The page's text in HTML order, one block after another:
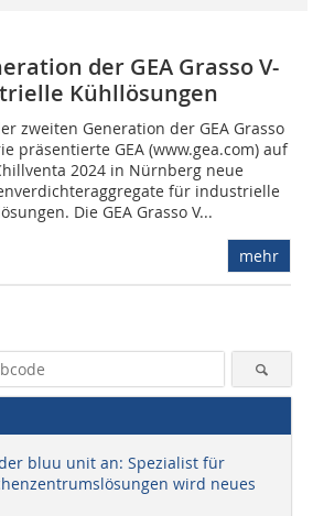
der GEA Grasso V-
Kühllösungen
zweiten Generation der GEA Grasso
präsentierte GEA (www.gea.com) auf
2024 in Nürnberg neue
für industrielle
Die GEA Grasso V...
mehr
bluu unit an: Spezialist für
wird neues